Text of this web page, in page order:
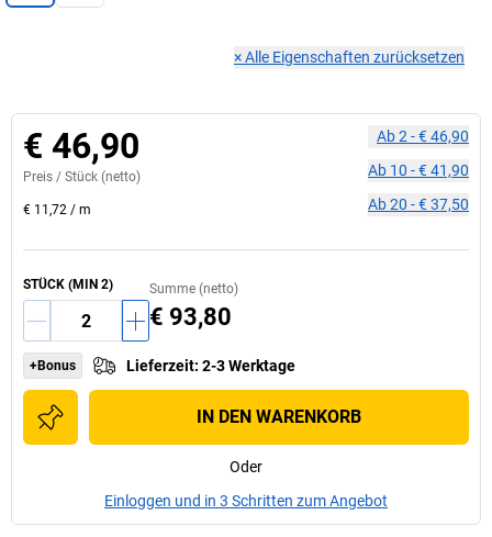
×Alle Eigenschaften zurücksetzen
€ 46,90
Preis / Stück (netto)
€ 11,72 / m
Ab2 -€ 46,90
Ab 10 -€ 41,90
Ab20 -€ 37,50
STÜCK (MIN 2) Summe (netto)
€ 93,80
+Bonus Lieferzeit: 2-3 Werktage
IN DEN WARENKORB
Oder
Einloggen und in 3 Schritten zum Angebot